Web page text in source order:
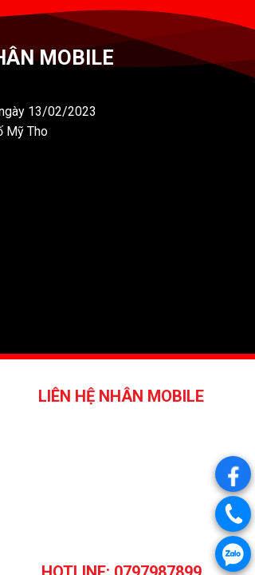
MOBILE
13/02/2023
Mỹ Tho
LIÊN HỆ NHÂN MOBILE
.
.
.